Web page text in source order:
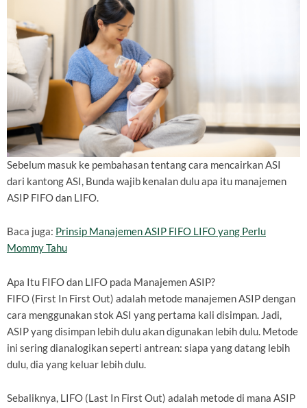
Sebelum masuk ke pembahasan tentang cara mencairkan ASI
dari kantong ASI, Bunda wajib kenalan dulu apa itu manajemen
ASIP FIFO dan LIFO.
Baca juga: Prinsip Manajemen ASIP FIFO LIFO yang Perlu
Mommy Tahu
Apa Itu FIFO dan LIFO pada Manajemen ASIP?
FIFO (First In First Out) adalah metode manajemen ASIP dengan
cara menggunakan stok ASI yang pertama kali disimpan. Jadi,
ASIP yang disimpan lebih dulu akan digunakan lebih dulu. Metode
ini sering dianalogikan seperti antrean: siapa yang datang lebih
dulu, dia yang keluar lebih dulu.
Sebaliknya, LIFO (Last In First Out) adalah metode di mana ASIP